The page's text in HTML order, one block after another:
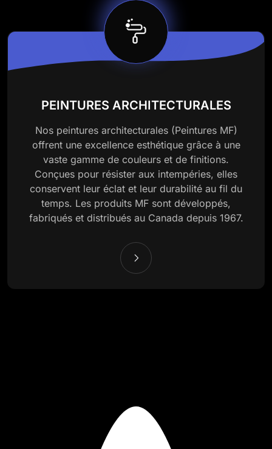
PEINTURES ARCHITECTURALES
Nos peintures architecturales (Peintures MF)
offrent une excellence esthétique grâce à une
vaste gamme de couleurs et de finitions.
Conçues pour résister aux intempéries, elles
conservent leur éclat et leur durabilité au fil du
temps. Les produits MF sont développés,
fabriqués et distribués au Canada depuis 1967.